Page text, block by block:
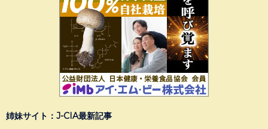
姉妹サイト：J-CIA最新記事